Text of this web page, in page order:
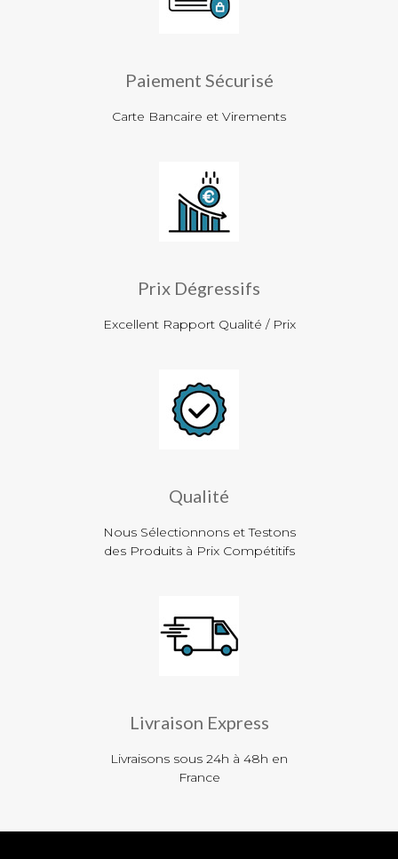
Paiement Sécurisé
Carte Bancaire et Virements
Prix Dégressifs
Excellent Rapport Qualité / Prix
Qualité
Nous Sélectionnons et Testons
des Produits à Prix Compétitifs
Livraison Express
Livraisons sous 24h à 48h en
France